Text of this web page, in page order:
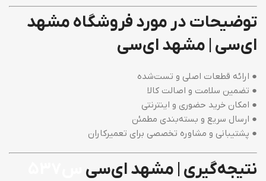
توضیحات در مورد فروشگاه مشهد
ای‌سی | مشهد ای‌سی
● ارائه قطعات اصلی و تست‌شده
● تضمین سلامت و اصالت کالا
● امکان خرید حضوری و اینترنتی
● ارسال سریع و بسته‌بندی مطمئن
● پشتیبانی و مشاوره تخصصی برای تعمیرکاران
نتیجه‌گیری | مشهد ای‌سی